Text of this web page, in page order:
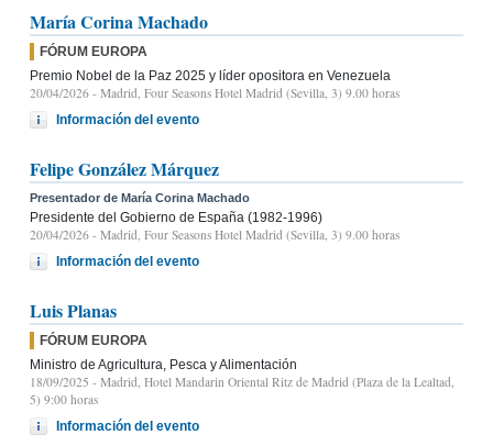
María Corina Machado
FÓRUM EUROPA
Premio Nobel de la Paz 2025 y líder opositora en Venezuela
20/04/2026 - Madrid, Four Seasons Hotel Madrid (Sevilla, 3) 9.00 horas
Información del evento
Felipe González Márquez
Presentador de María Corina Machado
Presidente del Gobierno de España (1982-1996)
20/04/2026 - Madrid, Four Seasons Hotel Madrid (Sevilla, 3) 9.00 horas
Información del evento
Luis Planas
FÓRUM EUROPA
Ministro de Agricultura, Pesca y Alimentación
18/09/2025 - Madrid, Hotel Mandarin Oriental Ritz de Madrid (Plaza de la Lealtad,
5) 9:00 horas
Información del evento